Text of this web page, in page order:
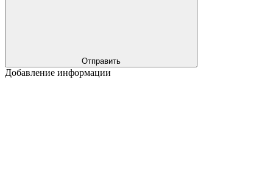
Отправить
Добавление информации